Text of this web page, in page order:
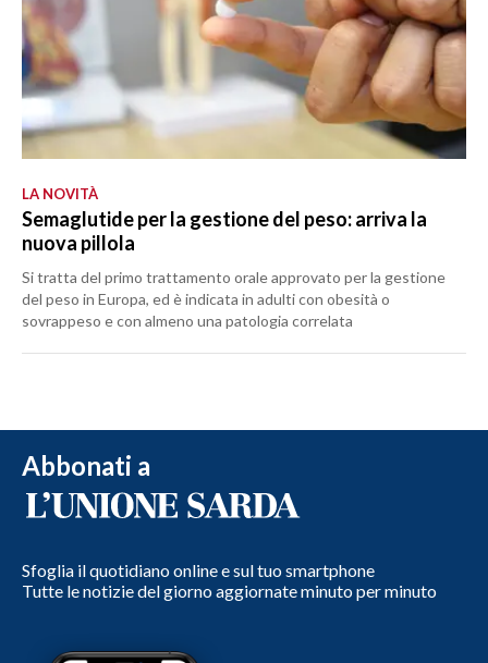
LA NOVITÀ
Semaglutide per la gestione del peso: arriva la
nuova pillola
Si tratta del primo trattamento orale approvato per la gestione
del peso in Europa, ed è indicata in adulti con obesità o
sovrappeso e con almeno una patologia correlata
Abbonati a
Sfoglia il quotidiano online e sul tuo smartphone
Tutte le notizie del giorno aggiornate minuto per minuto